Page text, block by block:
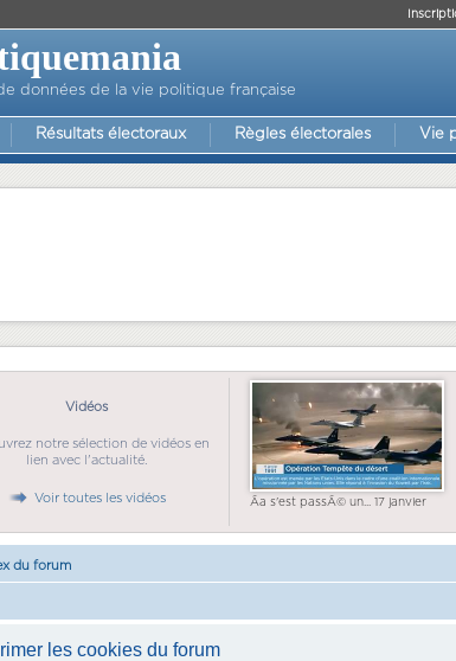
données de la vie politique française
Résultats électoraux Règles électorales Vie
Vidéos
notre sélection de vidéos en
lien avec l'actualité.
Voir toutes les vidéos Ãa s'est passÃ© un... 17 janvier
du forum
les cookies du forum